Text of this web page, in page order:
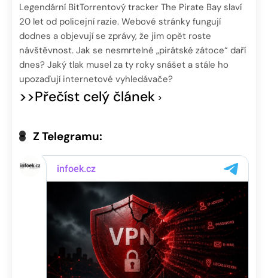
Legendární BitTorrentový tracker The Pirate Bay slaví
20 let od policejní razie. Webové stránky fungují
dodnes a objevují se zprávy, že jim opět roste
návštěvnost. Jak se nesmrtelné „pirátské zátoce“ daří
dnes? Jaký tlak musel za ty roky snášet a stále ho
upozaďují internetové vyhledávače?
>>Přečíst celý článek
Z Telegramu: